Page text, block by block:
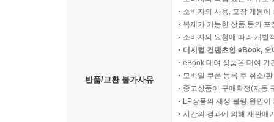
반품/교환 불가사유
소비자의 사용, 포장 개봉
복제가 가능한 상품 등의
소비자의 요청에 따라 개별
디지털 컨텐츠인 eBook,
eBook 대여 상품은 대여 기
모바일 쿠폰 등록 후 취소/
중고상품이 구매확정(자동
LP상품의 재생 불량 원인
시간의 경과에 의해 재판매